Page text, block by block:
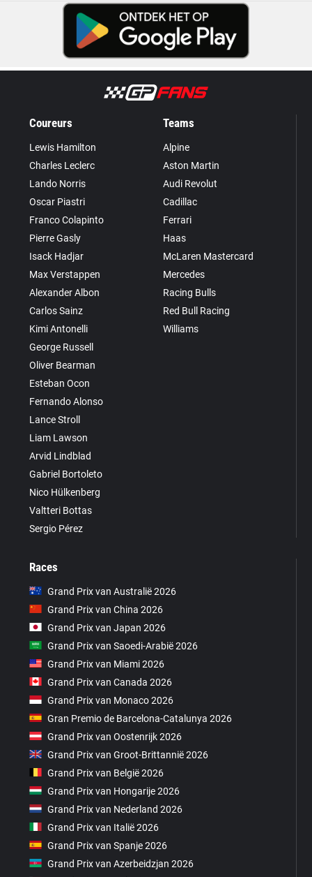
Coureurs
Lewis Hamilton
Charles Leclerc
Lando Norris
Oscar Piastri
Franco Colapinto
Pierre Gasly
Isack Hadjar
Max Verstappen
Alexander Albon
Carlos Sainz
Kimi Antonelli
George Russell
Oliver Bearman
Esteban Ocon
Fernando Alonso
Lance Stroll
Liam Lawson
Arvid Lindblad
Gabriel Bortoleto
Nico Hülkenberg
Valtteri Bottas
Sergio Pérez
Teams
Alpine
Aston Martin
Audi Revolut
Cadillac
Ferrari
Haas
McLaren Mastercard
Mercedes
Racing Bulls
Red Bull Racing
Williams
Races
Grand Prix van Australië 2026
Grand Prix van China 2026
Grand Prix van Japan 2026
Grand Prix van Saoedi-Arabië 2026
Grand Prix van Miami 2026
Grand Prix van Canada 2026
Grand Prix van Monaco 2026
Gran Premio de Barcelona-Catalunya 2026
Grand Prix van Oostenrijk 2026
Grand Prix van Groot-Brittannië 2026
Grand Prix van België 2026
Grand Prix van Hongarije 2026
Grand Prix van Nederland 2026
Grand Prix van Italië 2026
Grand Prix van Spanje 2026
Grand Prix van Azerbeidzjan 2026